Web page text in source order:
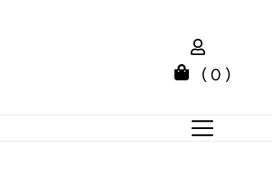
( 0 )